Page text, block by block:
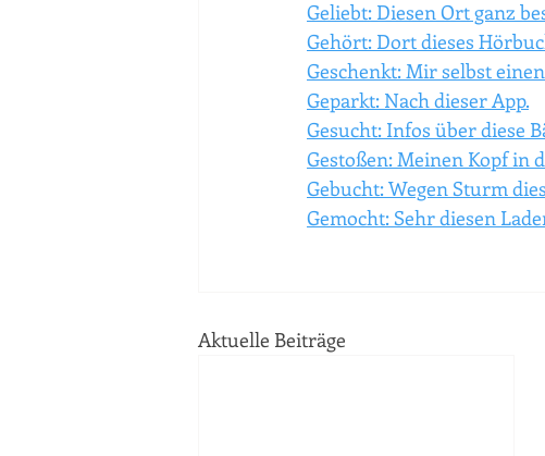
Geliebt: Diesen Ort ganz
Gehört: Dort dieses
Geschenkt: Mir selbst
Geparkt: Nach dieser App.
Gesucht: Infos über diese
Gestoßen: Meinen Kopf in
Gebucht: Wegen Sturm
Gemocht: Sehr diesen
Aktuelle Beiträge